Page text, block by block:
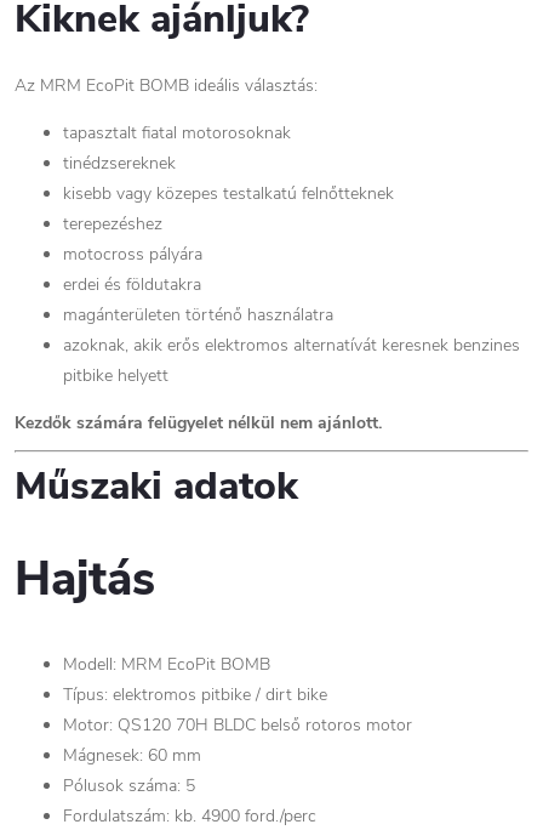
Kiknek ajánljuk?
Az MRM EcoPit BOMB ideális választás:
tapasztalt fiatal motorosoknak
tinédzsereknek
kisebb vagy közepes testalkatú felnőtteknek
terepezéshez
motocross pályára
erdei és földutakra
magánterületen történő használatra
azoknak, akik erős elektromos alternatívát keresnek benzines
pitbike helyett
Kezdők számára felügyelet nélkül nem ajánlott.
Műszaki adatok
Hajtás
Modell: MRM EcoPit BOMB
Típus: elektromos pitbike / dirt bike
Motor: QS120 70H BLDC belső rotoros motor
Mágnesek: 60 mm
Pólusok száma: 5
Fordulatszám: kb. 4900 ford./perc